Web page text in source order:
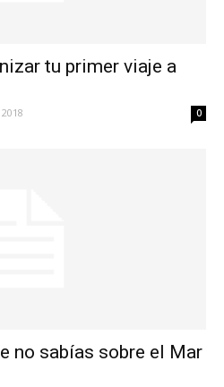
tu primer viaje a
0
no sabías sobre el Mar